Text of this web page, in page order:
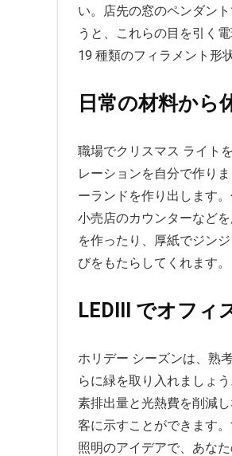
い。店先の窓のペンダン
うと、これらの目を引く
19 種類のフィラメント形
日常の材料から
職場でクリスマス ライト
レーションを自分で作り
ーランドを作り出します
小売店のカウンターなど
を作ったり、厚紙でジン
びをもたらしてくれます。
LEDIII でオフィ
ホリデー シーズンは、熟
らに緑を取り入れましょ
素排出量と光熱費を削減
客に示すことができます
照明のアイデアで、あな